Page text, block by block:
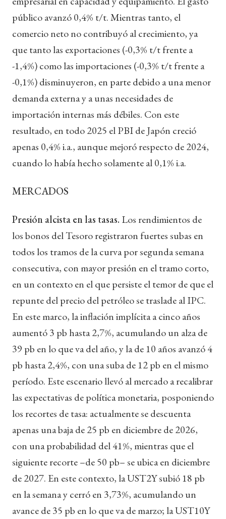
público avanzó 0,4% t/t. Mientras tanto, el
comercio neto no contribuyó al crecimiento, ya
que tanto las exportaciones (-0,3% t/t frente a
-1,4%) como las importaciones (-0,3% t/t frente a
-0,1%) disminuyeron, en parte debido a una menor
demanda externa y a unas necesidades de
importación internas más débiles. Con este
resultado, en todo 2025 el PBI de Japón creció
apenas 0,4% i.a., aunque mejoró respecto de 2024,
cuando lo había hecho solamente al 0,1% i.a.
MERCADOS
Presión alcista en las tasas. Los rendimientos de
los bonos del Tesoro registraron fuertes subas en
todos los tramos de la curva por segunda semana
consecutiva, con mayor presión en el tramo corto,
en un contexto en el que persiste el temor de que el
repunte del precio del petróleo se traslade al IPC.
En este marco, la inflación implícita a cinco años
aumentó 3 pb hasta 2,7%, acumulando un alza de
39 pb en lo que va del año, y la de 10 años avanzó 4
pb hasta 2,4%, con una suba de 12 pb en el mismo
período. Este escenario llevó al mercado a recalibrar
las expectativas de política monetaria, posponiendo
los recortes de tasa: actualmente se descuenta
apenas una baja de 25 pb en diciembre de 2026,
con una probabilidad del 41%, mientras que el
siguiente recorte –de 50 pb– se ubica en diciembre
de 2027. En este contexto, la UST2Y subió 18 pb
en la semana y cerró en 3,73%, acumulando un
avance de 35 pb en lo que va de marzo; la UST10Y